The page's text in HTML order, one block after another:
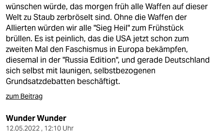
wünschen würde, das morgen früh alle Waffen auf dieser
Welt zu Staub zerbröselt sind. Ohne die Waffen der
Allierten würden wir alle "Sieg Heil" zum Frühstück
brüllen. Es ist peinlich, das die USA jetzt schon zum
zweiten Mal den Faschismus in Europa bekämpfen,
diesemal in der "Russia Edition", und gerade Deutschland
sich selbst mit launigen, selbstbezogenen
Grundsatzdebatten beschäftigt.
zum Beitrag
Wunder Wunder
12.05.2022 , 12:10 Uhr